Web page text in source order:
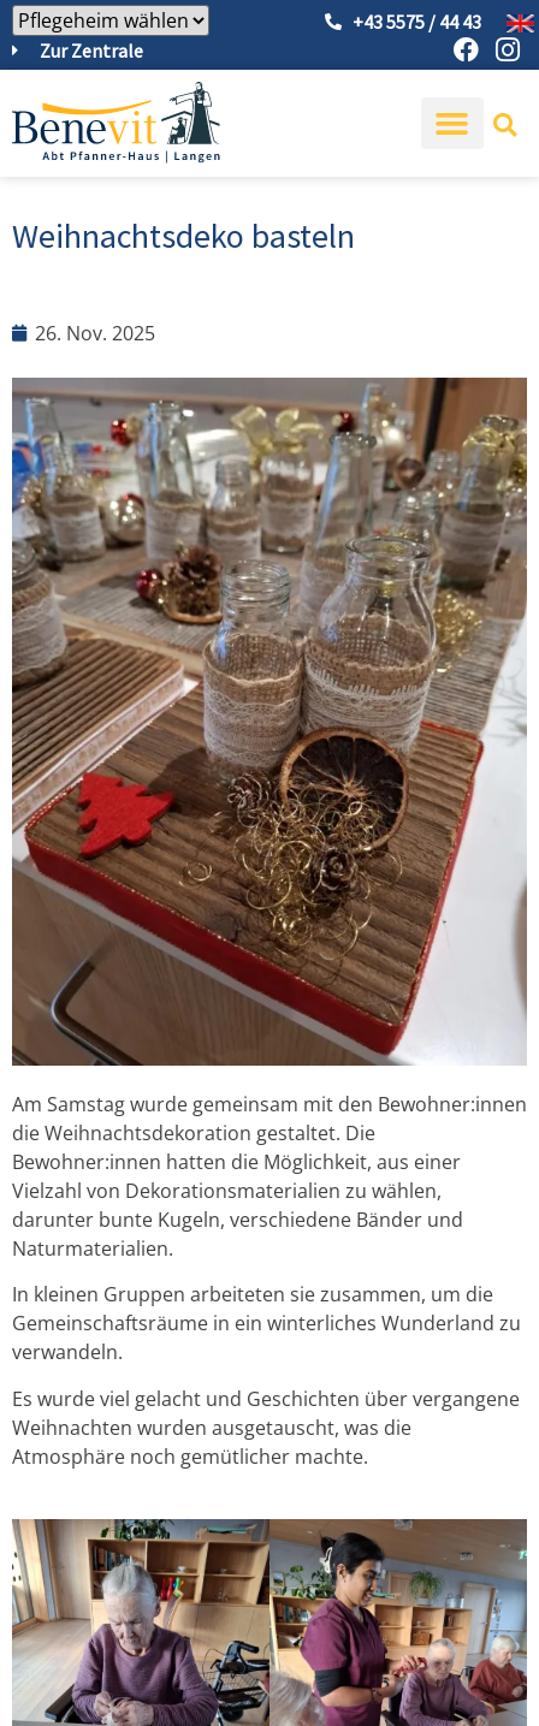
Zur Zentrale
+43 5575 / 44 43
Weihnachtsdeko basteln
26. Nov. 2025
Am Samstag wurde gemeinsam mit den Bewohner:innen
die Weihnachtsdekoration gestaltet. Die
Bewohner:innen hatten die Möglichkeit, aus einer
Vielzahl von Dekorationsmaterialien zu wählen,
darunter bunte Kugeln, verschiedene Bänder und
Naturmaterialien.
In kleinen Gruppen arbeiteten sie zusammen, um die
Gemeinschaftsräume in ein winterliches Wunderland zu
verwandeln.
Es wurde viel gelacht und Geschichten über vergangene
Weihnachten wurden ausgetauscht, was die
Atmosphäre noch gemütlicher machte.